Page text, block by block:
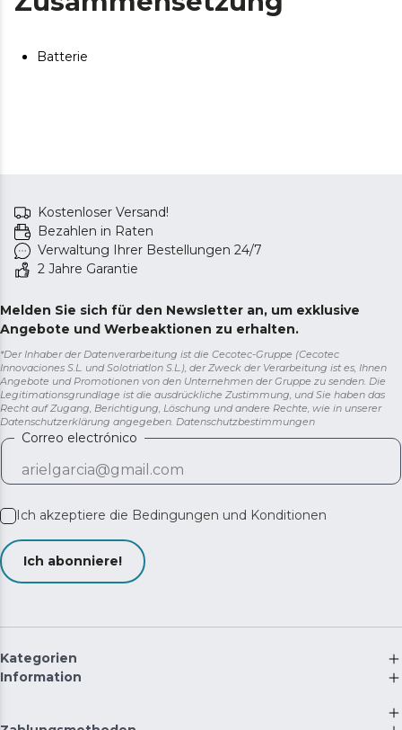
Batterie
Kostenloser Versand!
Bezahlen in Raten
Verwaltung Ihrer Bestellungen 24/7
2 Jahre Garantie
Melden Sie sich für den Newsletter an, um exklusive
Angebote und Werbeaktionen zu erhalten.
*Der Inhaber der Datenverarbeitung ist die Cecotec-Gruppe (Cecotec
Innovaciones S.L. und Solotriatlon S.L.), der Zweck der Verarbeitung ist es, Ihnen
Angebote und Promotionen von den Unternehmen der Gruppe zu senden. Die
Legitimationsgrundlage ist die ausdrückliche Zustimmung, und Sie haben das
Recht auf Zugang, Berichtigung, Löschung und andere Rechte, wie in unserer
Datenschutzerklärung angegeben. Datenschutzbestimmungen
Correo electrónico
Ich akzeptiere die Bedingungen und Konditionen
Ich abonniere!
Kategorien
Information